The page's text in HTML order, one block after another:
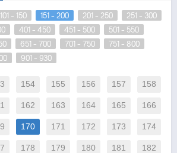
101 - 150 151 - 200 201 - 250
251 - 300
401 - 450 451 - 500
501 - 550
651 - 700 701 - 750
751 - 800
901 - 930
154 155 156 157 158
162 163 164 165 166
170 171 172 173 174
178 179 180 181 182